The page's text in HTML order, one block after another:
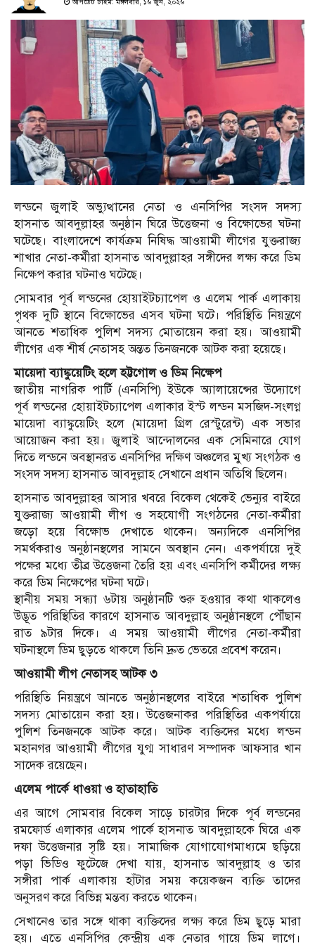
আপডেট টাইম: মঙ্গলবার, ১৬ জুন, ২০২৬
লন্ডনে জুলাই অভ্যুত্থানের নেতা ও এনসিপির সংসদ সদস্য
হাসনাত আবদুল্লাহর অনুষ্ঠান ঘিরে উত্তেজনা ও বিক্ষোভের ঘটনা
ঘটেছে। বাংলাদেশে কার্যক্রম নিষিদ্ধ আওয়ামী লীগের যুক্তরাজ্য
শাখার নেতা-কর্মীরা হাসনাত আবদুল্লাহর সঙ্গীদের লক্ষ্য করে ডিম
নিক্ষেপ করার ঘটনাও ঘটেছে।
সোমবার পূর্ব লন্ডনের হোয়াইটচ্যাপেল ও এলেম পার্ক এলাকায়
পৃথক দুটি স্থানে বিক্ষোভের এসব ঘটনা ঘটে। পরিস্থিতি নিয়ন্ত্রণে
আনতে শতাধিক পুলিশ সদস্য মোতায়েন করা হয়। আওয়ামী
লীগের এক শীর্ষ নেতাসহ অন্তত তিনজনকে আটক করা হয়েছে।
মায়েদা ব্যাঙ্কুয়েটিং হলে হট্টগোল ও ডিম নিক্ষেপ
জাতীয় নাগরিক পার্টি (এনসিপি) ইউকে অ্যালায়েন্সের উদ্যোগে
পূর্ব লন্ডনের হোয়াইটচ্যাপেল এলাকার ইস্ট লন্ডন মসজিদ-সংলগ্ন
মায়েদা ব্যাঙ্কুয়েটিং হলে (মায়েদা গ্রিল রেস্টুরেন্ট) এক সভার
আয়োজন করা হয়। জুলাই আন্দোলনের এক সেমিনারে যোগ
দিতে লন্ডনে অবস্থানরত এনসিপির দক্ষিণ অঞ্চলের মুখ্য সংগঠক ও
সংসদ সদস্য হাসনাত আবদুল্লাহ সেখানে প্রধান অতিথি ছিলেন।
হাসনাত আবদুল্লাহর আসার খবরে বিকেল থেকেই ভেন্যুর বাইরে
যুক্তরাজ্য আওয়ামী লীগ ও সহযোগী সংগঠনের নেতা-কর্মীরা
জড়ো হয়ে বিক্ষোভ দেখাতে থাকেন। অন্যদিকে এনসিপির
সমর্থকরাও অনুষ্ঠানস্থলের সামনে অবস্থান নেন। একপর্যায়ে দুই
পক্ষের মধ্যে তীব্র উত্তেজনা তৈরি হয় এবং এনসিপি কর্মীদের লক্ষ্য
করে ডিম নিক্ষেপের ঘটনা ঘটে।
স্থানীয় সময় সন্ধ্যা ৬টায় অনুষ্ঠানটি শুরু হওয়ার কথা থাকলেও
উদ্ভূত পরিস্থিতির কারণে হাসনাত আবদুল্লাহ অনুষ্ঠানস্থলে পৌঁছান
রাত ৯টার দিকে। এ সময় আওয়ামী লীগের নেতা-কর্মীরা
ঘটনাস্থলে ডিম ছুড়তে থাকলে তিনি দ্রুত ভেতরে প্রবেশ করেন।
আওয়ামী লীগ নেতাসহ আটক ৩
পরিস্থিতি নিয়ন্ত্রণে আনতে অনুষ্ঠানস্থলের বাইরে শতাধিক পুলিশ
সদস্য মোতায়েন করা হয়। উত্তেজনাকর পরিস্থিতির একপর্যায়ে
পুলিশ তিনজনকে আটক করে। আটক ব্যক্তিদের মধ্যে লন্ডন
মহানগর আওয়ামী লীগের যুগ্ম সাধারণ সম্পাদক আফসার খান
সাদেক রয়েছেন।
এলেম পার্কে ধাওয়া ও হাতাহাতি
এর আগে সোমবার বিকেল সাড়ে চারটার দিকে পূর্ব লন্ডনের
রমফোর্ড এলাকার এলেম পার্কে হাসনাত আবদুল্লাহকে ঘিরে এক
দফা উত্তেজনার সৃষ্টি হয়। সামাজিক যোগাযোগমাধ্যমে ছড়িয়ে
পড়া ভিডিও ফুটেজে দেখা যায়, হাসনাত আবদুল্লাহ ও তার
সঙ্গীরা পার্ক এলাকায় হাঁটার সময় কয়েকজন ব্যক্তি তাদের
অনুসরণ করে বিভিন্ন মন্তব্য করতে থাকেন।
সেখানেও তার সঙ্গে থাকা ব্যক্তিদের লক্ষ্য করে ডিম ছুড়ে মারা
হয়। এতে এনসিপির কেন্দ্রীয় এক নেতার গায়ে ডিম লাগে।